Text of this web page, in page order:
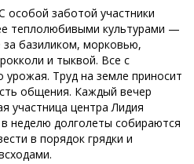
особой заботой участники
теплолюбивыми культурами —
базиликом, морковью,
и тыквой. Все с
урожая. Труд на земле приносит
общения. Каждый вечер
участница центра Лидия
неделю долголеты собираются
в порядок грядки и